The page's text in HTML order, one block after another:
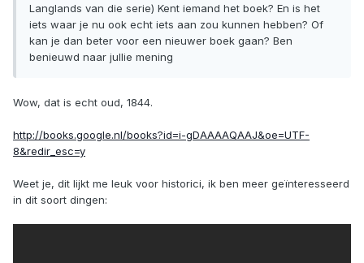
Langlands van die serie) Kent iemand het boek? En is het
iets waar je nu ook echt iets aan zou kunnen hebben? Of
kan je dan beter voor een nieuwer boek gaan? Ben
benieuwd naar jullie mening
Wow, dat is echt oud, 1844.
http://books.google.nl/books?id=i-gDAAAAQAAJ&oe=UTF-
8&redir_esc=y
Weet je, dit lijkt me leuk voor historici, ik ben meer geïnteresseerd
in dit soort dingen: